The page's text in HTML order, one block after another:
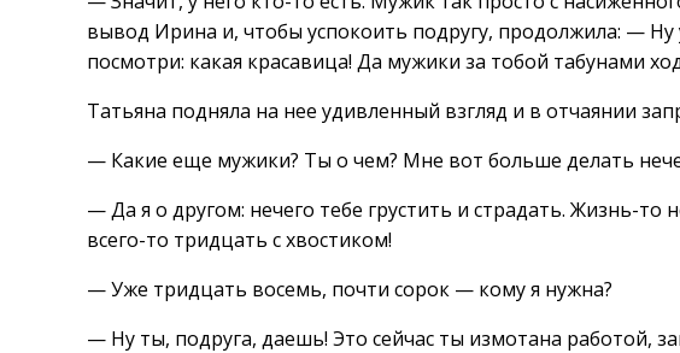
вывод Ирина и, чтобы успокоить подругу, продолжила: — Ну
посмотри: какая красавица! Да мужики за тобой табунами
Татьяна подняла на нее удивленный взгляд и в отчаянии
— Какие еще мужики? Ты о чем? Мне вот больше делать
— Да я о другом: нечего тебе грустить и страдать. Жизнь-то
всего-то тридцать с хвостиком!
— Уже тридцать восемь, почти сорок — кому я нужна?
— Ну ты, подруга, даешь! Это сейчас ты измотана работой,